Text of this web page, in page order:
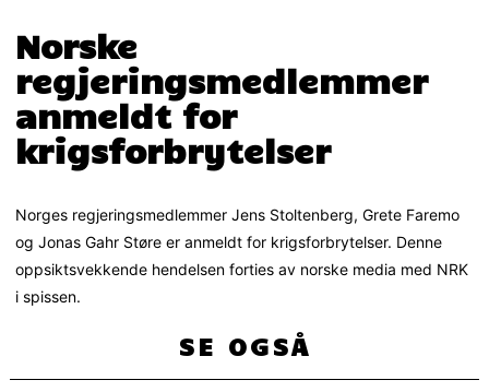
Norske
regjeringsmedlemmer
anmeldt for
krigsforbrytelser
Norges regjeringsmedlemmer Jens Stoltenberg, Grete Faremo
og Jonas Gahr Støre er anmeldt for krigsforbrytelser. Denne
oppsiktsvekkende hendelsen forties av norske media med NRK
i spissen.
SE OGSÅ